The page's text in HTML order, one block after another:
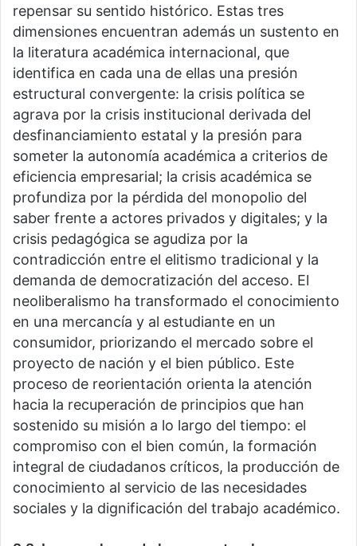
repensar su sentido histórico. Estas tres
dimensiones encuentran además un sustento en
la literatura académica internacional, que
identifica en cada una de ellas una presión
estructural convergente: la crisis política se
agrava por la crisis institucional derivada del
desfinanciamiento estatal y la presión para
someter la autonomía académica a criterios de
eficiencia empresarial; la crisis académica se
profundiza por la pérdida del monopolio del
saber frente a actores privados y digitales; y la
crisis pedagógica se agudiza por la
contradicción entre el elitismo tradicional y la
demanda de democratización del acceso. El
neoliberalismo ha transformado el conocimiento
en una mercancía y al estudiante en un
consumidor, priorizando el mercado sobre el
proyecto de nación y el bien público. Este
proceso de reorientación orienta la atención
hacia la recuperación de principios que han
sostenido su misión a lo largo del tiempo: el
compromiso con el bien común, la formación
integral de ciudadanos críticos, la producción de
conocimiento al servicio de las necesidades
sociales y la dignificación del trabajo académico.